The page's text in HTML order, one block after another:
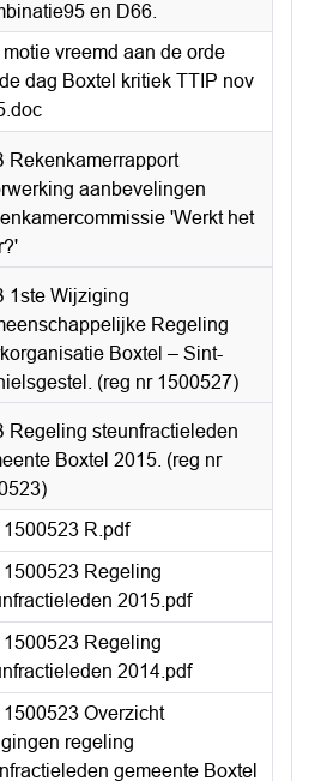
en D66.
motie vreemd aan de orde
dag Boxtel kritiek TTIP nov
Rekenkamerrapport
aanbevelingen
'Werkt het
1ste Wijziging
Regeling
Boxtel – Sint-
(reg nr 1500527)
Regeling steunfractieleden
Boxtel 2015. (reg nr
1500523 R.pdf
1500523 Regeling
2015.pdf
1500523 Regeling
2014.pdf
1500523 Overzicht
regeling
gemeente Boxtel